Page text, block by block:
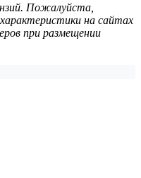
Пожалуйста,
на сайтах
при размещении